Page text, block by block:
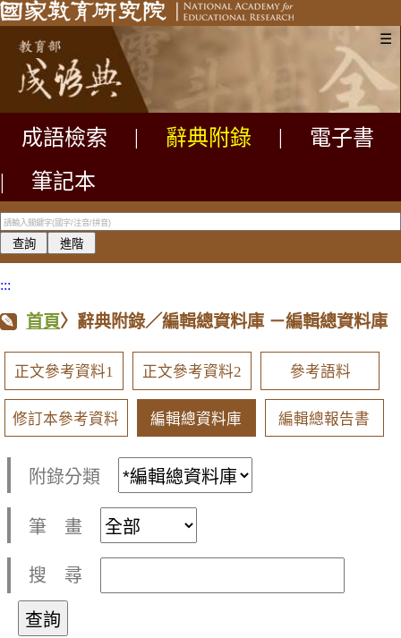
☰
成語檢索 辭典附錄
電子書
|
筆記本
:::
首頁〉辭典附錄／編輯總資料庫 －編輯總資料庫
正文參考資料1 正文參考資料2 參考語料
修訂本參考資料 編輯總資料庫 編輯總報告書
附錄分類
筆 畫
搜 尋